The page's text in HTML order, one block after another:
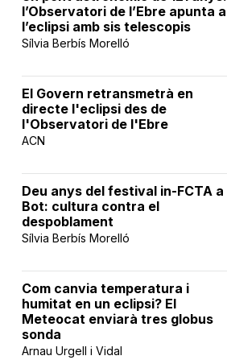
l’Observatori de l’Ebre apunta a
l’eclipsi amb sis telescopis
Sílvia Berbís Morelló
El Govern retransmetrà en
directe l'eclipsi des de
l'Observatori de l'Ebre
ACN
Deu anys del festival in-FCTA a
Bot: cultura contra el
despoblament
Sílvia Berbís Morelló
Com canvia temperatura i
humitat en un eclipsi? El
Meteocat enviarà tres globus
sonda
Arnau Urgell i Vidal